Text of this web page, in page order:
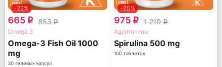
-22%
665 q 853q
Omega 3
Omega-3 Fish Oil 1000
mg
30 гелевых капсул
-20%
975 q 1 219q
Адаптогены
Spirulina 500 mg
100 таблеток